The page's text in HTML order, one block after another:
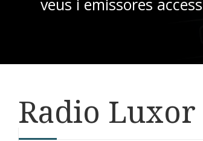
veus i emissores
Radio Luxor